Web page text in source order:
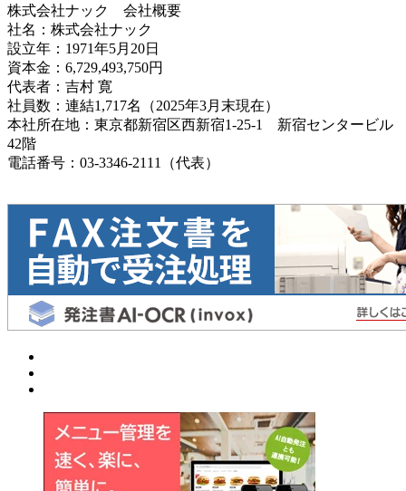
株式会社ナック 会社概要
社名：株式会社ナック
設立年：1971年5月20日
資本金：6,729,493,750円
代表者：吉村 寛
社員数：連結1,717名（2025年3月末現在）
本社所在地：東京都新宿区西新宿1-25-1 新宿センタービル
42階
電話番号：03-3346-2111（代表）